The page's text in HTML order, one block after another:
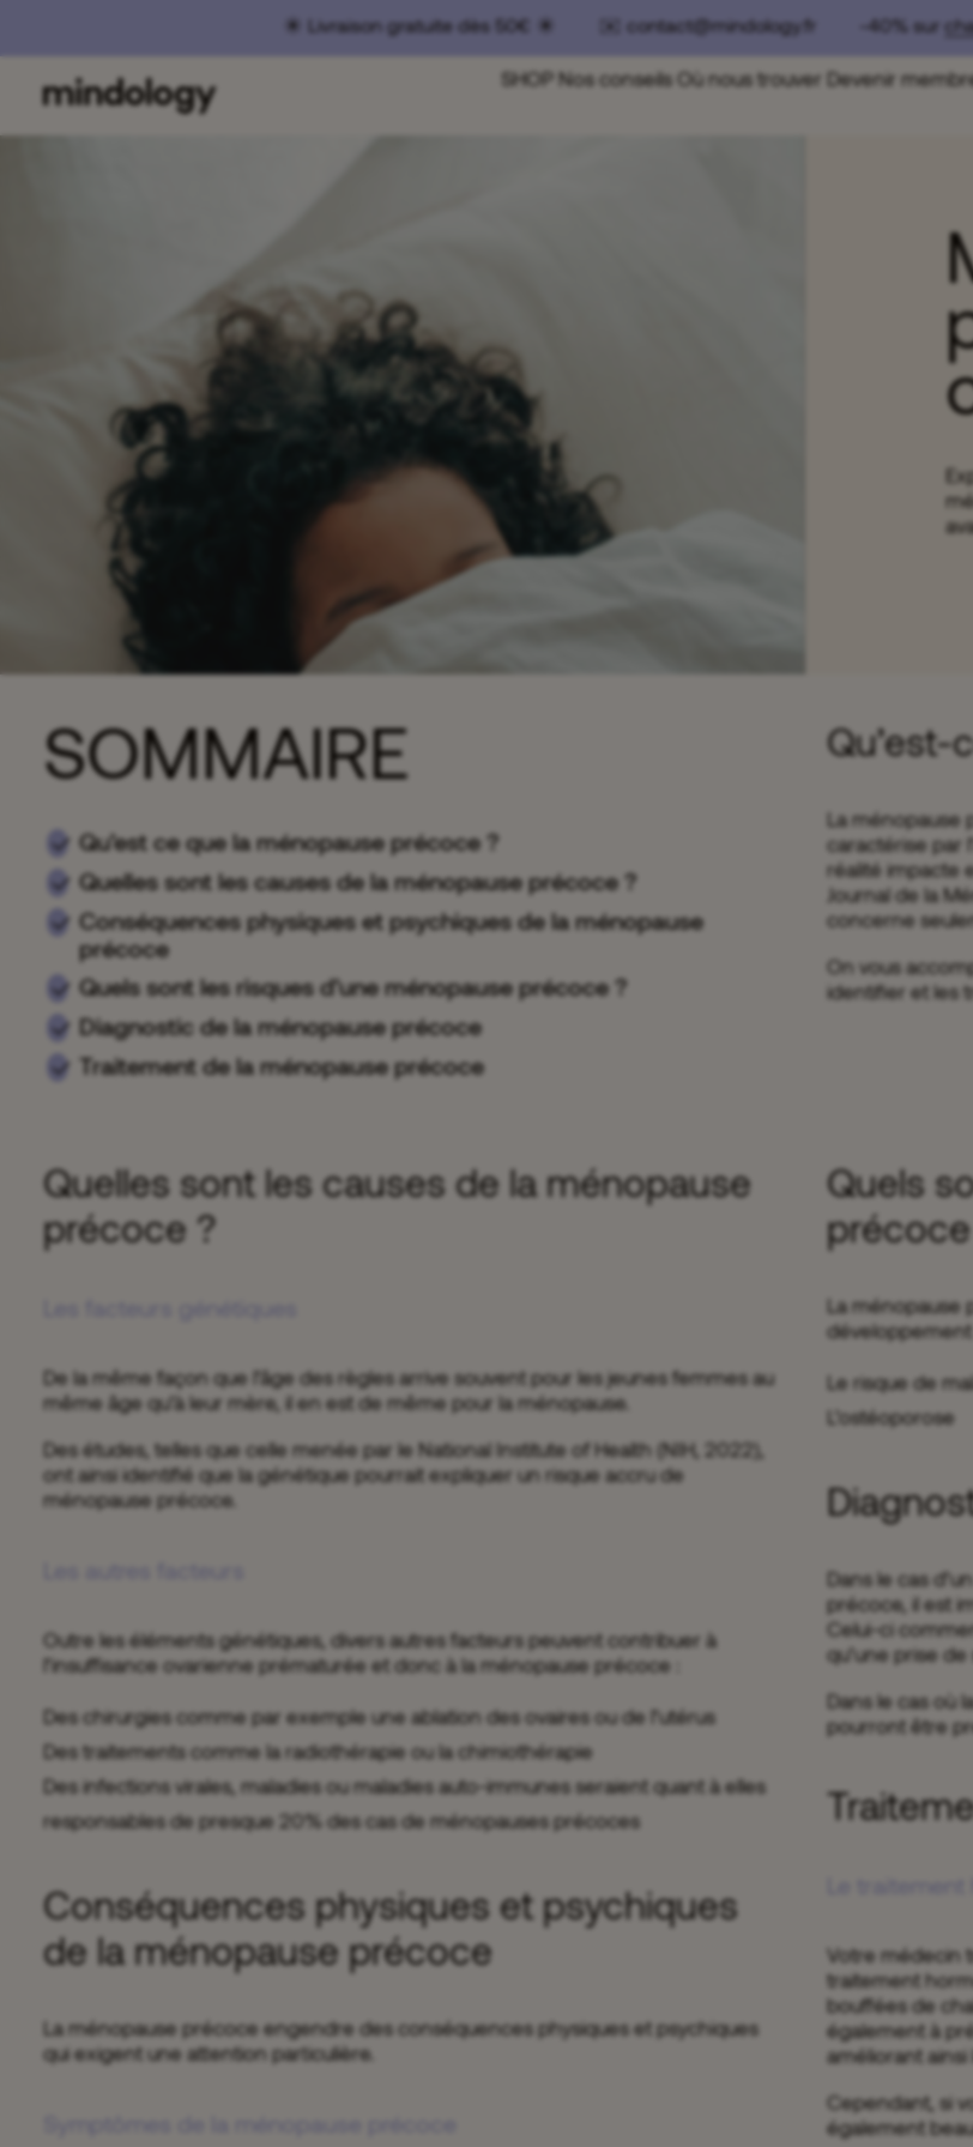
☀️ Livraison gratuite dès 50€ ☀️ ✉️ contact@mindology.fr -40% sur
SHOP Nos conseils Où nous trouver Devenir
SOMMAIRE
Qu’est ce que la ménopause précoce ?
Quelles sont les causes de la ménopause précoce ?
Conséquences physiques et psychiques de la ménopause
précoce
Quels sont les risques d’une ménopause précoce ?
Diagnostic de la ménopause précoce
Traitement de la ménopause précoce
La ménopause
caractérise par
réalité impacte
Journal de la
concerne
On vous
identifier et les
Quelles sont les causes de la ménopause
précoce ?
De la même façon que l’âge des règles arrive souvent pour les jeunes femmes au
même âge qu’à leur mère, il en est de même pour la ménopause.
Des études, telles que celle menée par le National Institute of Health (NIH, 2022),
ont ainsi identifié que la génétique pourrait expliquer un risque accru de
ménopause précoce.
Outre les éléments génétiques, divers autres facteurs peuvent contribuer à
l’insuffisance ovarienne prématurée et donc à la ménopause précoce :
Des chirurgies comme par exemple une ablation des ovaires ou de l’utérus
Des traitements comme la radiothérapie ou la chimiothérapie
Des infections virales, maladies ou maladies auto-immunes seraient quant à elles
responsables de presque 20% des cas de ménopauses précoces
Conséquences physiques et psychiques
de la ménopause précoce
La ménopause précoce engendre des conséquences physiques et psychiques
qui exigent une attention particulière.
Quels
La ménopause
développement
Le risque de
L’ostéoporose
Dans le cas
précoce, il est
Celui-ci
qu’une prise
Dans le cas
pourront être
Votre médecin
traitement
bouffées de
également à
améliorant ainsi
Cependant, si
également